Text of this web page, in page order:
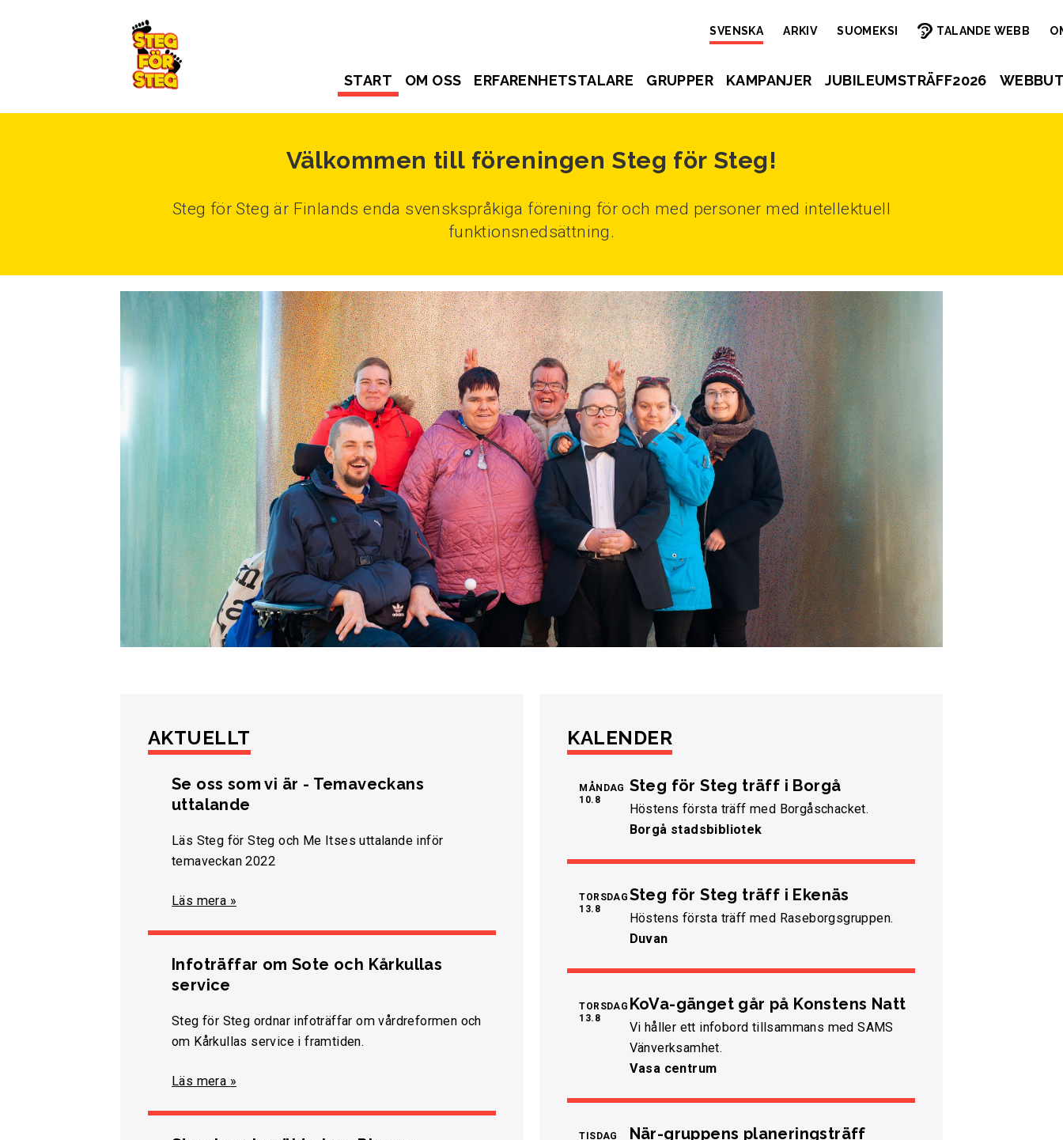
SVENSKA ARKIV SUOMEKSI TALANDE WEBB
START OM OSS ERFARENHETSTALARE GRUPPER KAMPANJER JUBILEUMSTRÄFF2026
Välkommen till föreningen Steg för Steg!
Steg för Steg är Finlands enda svenskspråkiga förening för och med personer med intellektuell
funktionsnedsättning.
AKTUELLT
Se oss som vi är - Temaveckans
uttalande
Läs Steg för Steg och Me Itses uttalande inför
temaveckan 2022
Läs mera »
Infoträffar om Sote och Kårkullas
service
Steg för Steg ordnar infoträffar om vårdreformen och
om Kårkullas service i framtiden.
Läs mera »
KALENDER
MÅNDAG
10.8
Steg för Steg träff i Borgå
Höstens första träff med Borgåschacket.
Borgå stadsbibliotek
TORSDAG
13.8
Steg för Steg träff i Ekenäs
Höstens första träff med Raseborgsgruppen.
Duvan
TORSDAG
13.8
KoVa-gänget går på Konstens Natt
Vi håller ett infobord tillsammans med SAMS
Vänverksamhet.
Vasa centrum
TISDAG
När-gruppens planeringsträff